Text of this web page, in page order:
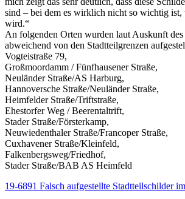
sind – bei dem es wirklich nicht so wichtig ist,
wird.“
An folgenden Orten wurden laut Auskunft des
abweichend von den Stadtteilgrenzen
Vogteistraße 79,
Großmoordamm / Fünfhausener Straße,
Neuländer Straße/AS Harburg,
Hannoversche Straße/Neuländer Straße,
Heimfelder Straße/Triftstraße,
Ehestorfer Weg / Beerentaltrift,
Stader Straße/Försterkamp,
Neuwiedenthaler Straße/Francoper Straße,
Cuxhavener Straße/Kleinfeld,
Falkenbergsweg/Friedhof,
Stader Straße/BAB AS Heimfeld
19-6891 Falsch aufgestellte Stadtteilschilder